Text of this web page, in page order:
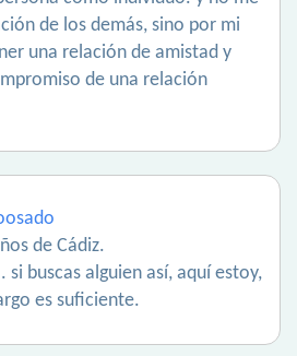
de los demás, sino por mi
una relación de amistad y
de una relación
de Cádiz.
si buscas alguien así, aquí estoy,
es suficiente.